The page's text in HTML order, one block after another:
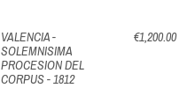
VALENCIA -
SOLEMNISIMA
PROCESION DEL
CORPUS - 1812
€1,200.00